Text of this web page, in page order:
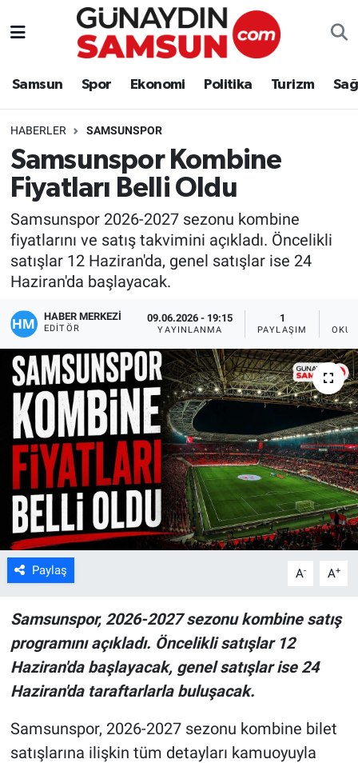
Samsun Spor Ekonomi Politika Turizm
HABERLER SAMSUNSPOR
Samsunspor Kombine
Fiyatları Belli Oldu
Samsunspor 2026-2027 sezonu kombine
fiyatlarını ve satış takvimini açıkladı. Öncelikli
satışlar 12 Haziran'da, genel satışlar ise 24
Haziran'da başlayacak.
HABER MERKEZİ
EDITÖR
09.06.2026 - 19:15
YAYINLANMA
1
PAYLAŞIM
Paylaş A- A+
Samsunspor, 2026-2027 sezonu kombine satış
programını açıkladı. Öncelikli satışlar 12
Haziran'da başlayacak, genel satışlar ise 24
Haziran'da taraftarlarla buluşacak.
Samsunspor, 2026-2027 sezonu kombine bilet
satışlarına ilişkin tüm detayları kamuoyuyla
Samsun
Politika
Turizm
Sağlık
Yaşam
Kültür Sanat
Bilim ve Teknoloji
Genel
Nöbetçi Eczaneler
Süper Lig Puan Durumu ve Fikstür
Tüm Manşetler
Son Dakika Haberleri